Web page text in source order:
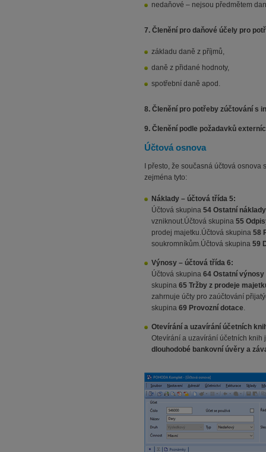
nedaňové – nejsou předmětem
7. Členění pro daňové účely pro
základu daně z příjmů,
daně z přidané hodnoty,
spotřební daně apod.
8. Členění pro potřeby zúčtování s
9. Členění podle požadavků
Účtová osnova
I přesto, že současná účtová
zejména tyto:
Náklady – účtová třída 5:
Účtová skupina 54 Ostatní náklady
vzniknout.Účtová skupina 55
prodej majetku.Účtová skupina 58
soukromníkům.Účtová skupina 59
Výnosy – účtová třída 6:
Účtová skupina 64 Ostatní výnosy
skupina 65 Tržby z prodeje
zahrnuje účty pro zaúčtování
skupina 69 Provozní dotace.
Otevírání a uzavírání účetních
Otevírání a uzavírání účetních
dlouhodobé bankovní úvěry a